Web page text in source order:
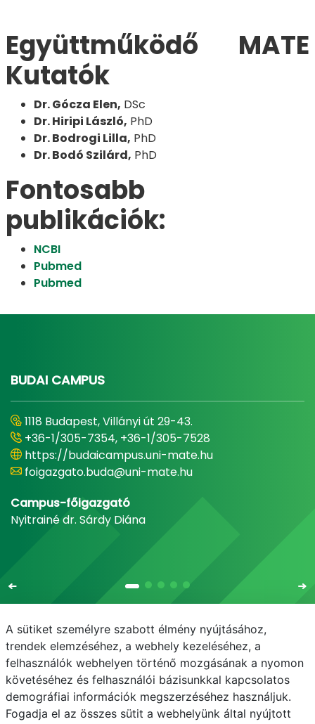
Együttműködő MATE
Kutatók
Dr. Gócza Elen, DSc
Dr. Hiripi László, PhD
Dr. Bodrogi Lilla, PhD
Dr. Bodó Szilárd, PhD
Fontosabb
publikációk:
NCBI
Pubmed
Pubmed
BUDAI CAMPUS
1118 Budapest, Villányi út 29-43.
+36-1/305-7354, +36-1/305-7528
https://budaicampus.uni-mate.hu
foigazgato.buda@uni-mate.hu
Campus-főigazgató
Nyitrainé dr. Sárdy Diána
E-mail Telefonkönyv NEPTUN
E-learning
Adatvédelem
A sütiket személyre szabott élmény nyújtásához,
trendek elemzéséhez, a webhely kezeléséhez, a
felhasználók webhelyen történő mozgásának a nyomon
követéséhez és felhasználói bázisunkkal kapcsolatos
demográfiai információk megszerzéséhez használjuk.
Fogadja el az összes sütit a webhelyünk által nyújtott